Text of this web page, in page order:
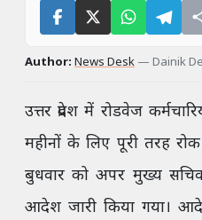
Author: News Desk — Dainik
उत्तर प्रदेश में रोडवेज
महीनों के लिए पूरी तरह
बुधवार को अपर मुख्य
आदेश जारी किया गया।